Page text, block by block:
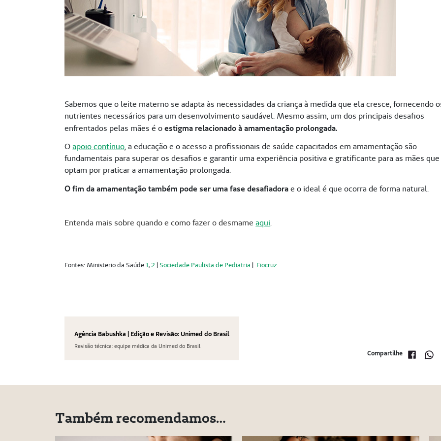
Sabemos que o leite materno se adapta às necessidades da criança à medida que ela cresce, fornecendo
nutrientes necessários para um desenvolvimento saudável. Mesmo assim, um dos principais desafios
enfrentados pelas mães é oestigma relacionado à amamentação prolongada.
Oapoio contínuo, a educação e o acesso a profissionais de saúde capacitados em amamentação são
fundamentais para superar os desafios e garantir uma experiência positiva e gratificante para as mães que
optam por praticar a amamentação prolongada.
O fim da amamentação também pode ser uma fase desafiadora e o ideal é que ocorra de forma natural.
Entenda mais sobre quando e como fazer o desmameaqui.
Fontes: Ministerio da Saúde1,2 |Sociedade Paulista de Pediatria | Fiocruz
Agência Babushka | Edição e Revisão: Unimed do Brasil
Revisão técnica: equipe médica da Unimed do Brasil
Compartilhe
Também recomendamos…